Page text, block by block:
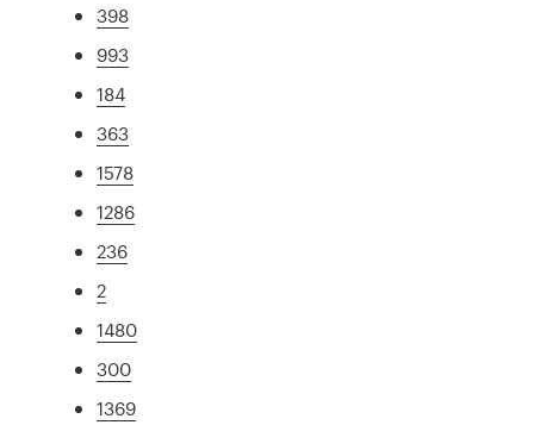
398
993
184
363
1578
1286
236
2
1480
300
1369